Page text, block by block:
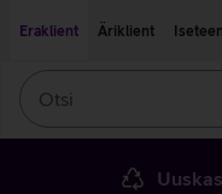
Eraklient
Äriklient